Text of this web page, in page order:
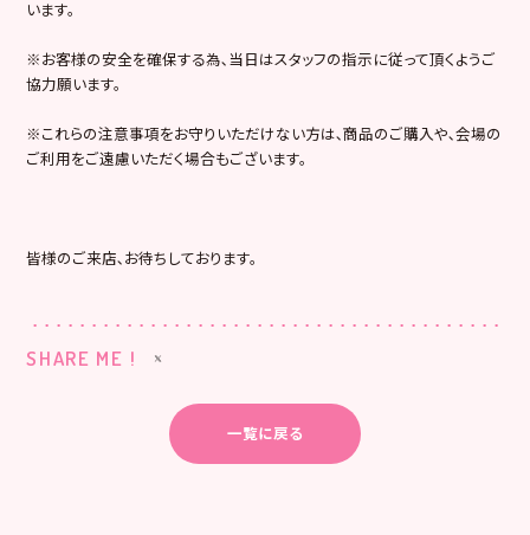
います。
※お客様の安全を確保する為､当日はスタッフの指示に従って頂くようご
協力願います。
※これらの注意事項をお守りいただけない方は､商品のご購入や､会場の
ご利用をご遠慮いただく場合もございます。
皆様のご来店､お待ちしております。
SHARE ME !
一覧に戻る